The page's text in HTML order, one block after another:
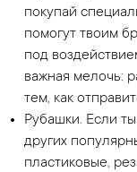
покупай
помогут твоим
под
важная мелочь:
тем, как
Рубашки. Если
других
пластиковые,